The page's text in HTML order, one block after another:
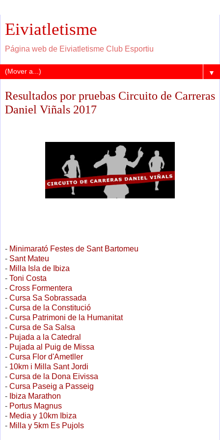
Eiviatletisme
Página web de Eiviatletisme Club Esportiu
▼
Resultados por pruebas Circuito de Carreras
Daniel Viñals 2017
- Minimarató Festes de Sant Bartomeu
- Sant Mateu
- Milla Isla de Ibiza
- Toni Costa
- Cross Formentera
- Cursa Sa Sobrassada
- Cursa de la Constitució
- Cursa Patrimoni de la Humanitat
- Cursa de Sa Salsa
- Pujada a la Catedral
- Pujada al Puig de Missa
- Cursa Flor d'Ametller
- 10km i Milla Sant Jordi
- Cursa de la Dona Eivissa
- Cursa Paseig a Passeig
- Ibiza Marathon
- Portus Magnus
- Media y 10km Ibiza
- Milla y 5km Es Pujols